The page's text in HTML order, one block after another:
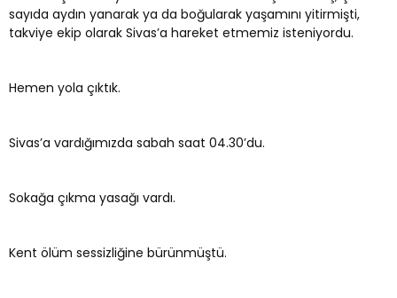
sayıda aydın yanarak ya da boğularak yaşamını yitirmişti,
takviye ekip olarak Sivas’a hareket etmemiz isteniyordu.
Hemen yola çıktık.
Sivas’a vardığımızda sabah saat 04.30’du.
Sokağa çıkma yasağı vardı.
Kent ölüm sessizliğine bürünmüştü.